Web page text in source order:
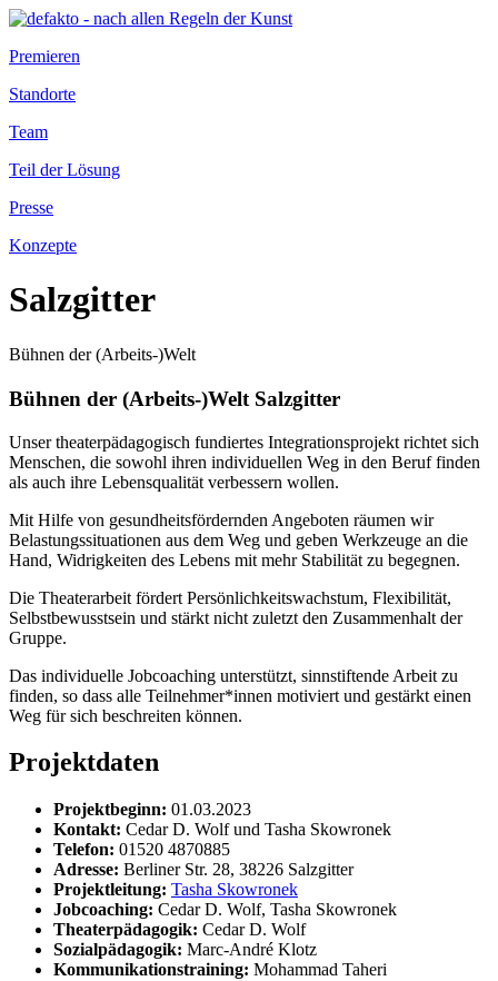
Premieren
Standorte
Team
Teil der Lösung
Presse
Konzepte
Salzgitter
Bühnen der (Arbeits-)Welt
Bühnen der (Arbeits-)Welt Salzgitter
Unser theaterpädagogisch fundiertes Integrationsprojekt richtet sich
Menschen, die sowohl ihren individuellen Weg in den Beruf finden
als auch ihre Lebensqualität verbessern wollen.
Mit Hilfe von gesundheitsfördernden Angeboten räumen wir
Belastungssituationen aus dem Weg und geben Werkzeuge an die
Hand, Widrigkeiten des Lebens mit mehr Stabilität zu begegnen.
Die Theaterarbeit fördert Persönlichkeitswachstum, Flexibilität,
Selbstbewusstsein und stärkt nicht zuletzt den Zusammenhalt der
Gruppe.
Das individuelle Jobcoaching unterstützt, sinnstiftende Arbeit zu
finden, so dass alle Teilnehmer*innen motiviert und gestärkt einen
Weg für sich beschreiten können.
Projektdaten
Projektbeginn: 01.03.2023
Kontakt: Cedar D. Wolf und Tasha Skowronek
Telefon: 01520 4870885
Adresse: Berliner Str. 28, 38226 Salzgitter
Projektleitung: Tasha Skowronek
Jobcoaching: Cedar D. Wolf, Tasha Skowronek
Theaterpädagogik: Cedar D. Wolf
Sozialpädagogik: Marc-André Klotz
Kommunikationstraining: Mohammad Taheri